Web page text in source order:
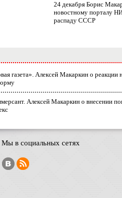
24 декабря Борис
новостному порталу
распаду СССР
газета». Алексей Макаркин о реакции
Алексей Макаркин о внесении
Мы в социальных сетях